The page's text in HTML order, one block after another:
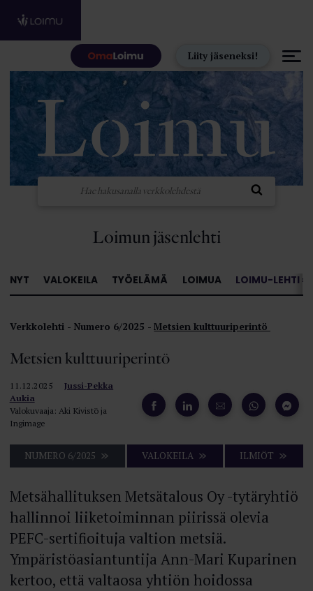
Liity jäseneksi!
Loimun jäsenlehti
NYT VALOKEILA TYÖELÄMÄ LOIMUA LOIMU-LEHTI »
Verkkolehti Numero 6/2025 Metsien kulttuuriperintö
Metsien kulttuuriperintö
11.12.2025
Jussi-Pekka
Aukia
Valokuvaaja: Aki Kivistö ja
Ingimage
NUMERO 6/2025 VALOKEILA ILMIÖT
Metsähallituksen Metsätalous Oy -tytäryhtiö
hallinnoi liiketoiminnan piirissä olevia
PEFC-sertifioituja valtion metsiä.
Ympäristöasiantuntija Ann-Mari Kuparinen
kertoo, että valtaosa yhtiön hoidossa